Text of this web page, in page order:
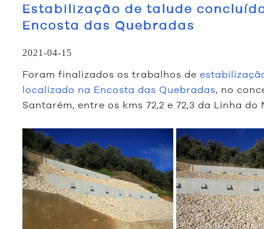
Estabilização de talude
Encosta das Quebradas
2021-04-15
Foram finalizados os trabalhos de
localizado na Encosta das Quebradas, no
Santarém, entre os kms 72,2 e 72,3 da Linha do